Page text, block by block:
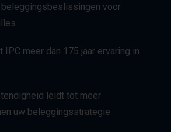
i
n
v
i
t
voor
IPC meer dan 175 jaar ervaring in
leidt tot meer
uw beleggingsstrategie.